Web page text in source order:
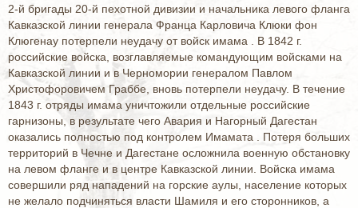
2-й бригады 20-й пехотной дивизии и начальника левого фланга
Кавказской линии генерала Франца Карловича Клюки фон
Клюгенау потерпели неудачу от войск имама . В 1842 г.
российские войска, возглавляемые командующим войсками на
Кавказской линии и в Черномории генералом Павлом
Христофоровичем Граббе, вновь потерпели неудачу. В течение
1843 г. отряды имама уничтожили отдельные российские
гарнизоны, в результате чего Авария и Нагорный Дагестан
оказались полностью под контролем Имамата . Потеря больших
территорий в Чечне и Дагестане осложнила военную обстановку
на левом фланге и в центре Кавказской линии. Войска имама
совершили ряд нападений на горские аулы, население которых
не желало подчиняться власти Шамиля и его сторонников, а